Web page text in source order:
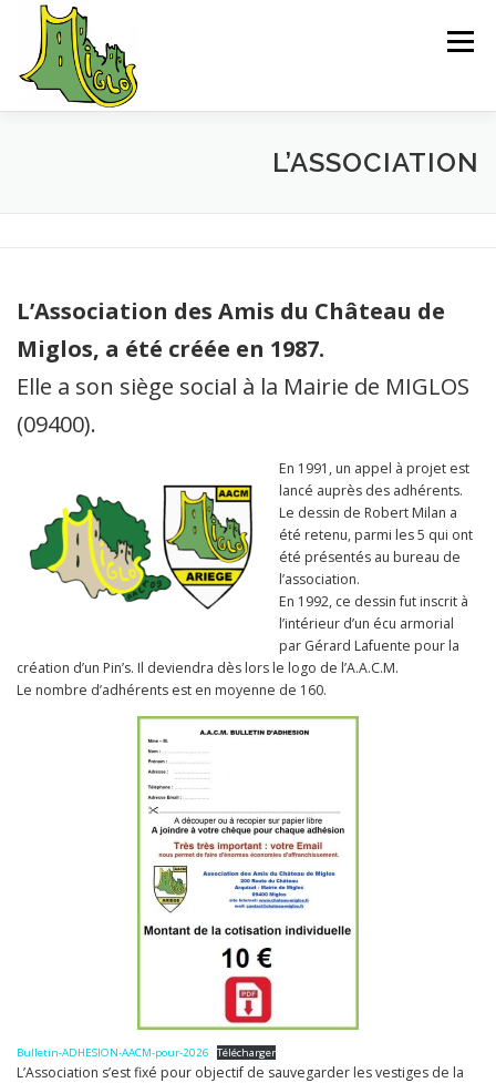
contenu
Menu
SAUVEGARDE
CHEMIN D’INTERPRÉTATION BIBLIOGRAPHIE
L’ASSOCIATION
L’Association des Amis du Château de
Miglos, a été créée en 1987.
Elle a son siège social à la Mairie de MIGLOS
(09400).
En 1991, un appel à projet est
lancé auprès des adhérents.
Le dessin de Robert Milan a
été retenu, parmi les 5 qui ont
été présentés au bureau de
l’association.
En 1992, ce dessin fut inscrit à
l’intérieur d’un écu armorial
par Gérard Lafuente pour la
création d’un Pin’s. Il deviendra dès lors le logo de l’A.A.C.M.
Le nombre d’adhérents est en moyenne de 160.
Bulletin-ADHESION-AACM-pour-2026 Télécharger
L’Association s’est fixé pour objectif de sauvegarder les vestiges de la